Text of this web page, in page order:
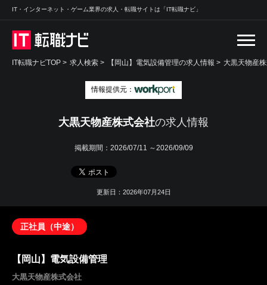
IT・インターネット・ゲーム業界の求人・転職サイトは「IT転職ナビ」
IT転職ナビTOP > 求人検索 > 【岡山】電気設備管理の求人情報 > 大黒天物産
情報提供元：
大黒天物産株式会社の求人情報
掲載期間： 2026/07/11 ～2026/09/09
更新日：2026年07月24日
正社員（中途）
【岡山】電気設備管理
大黒天物産株式会社